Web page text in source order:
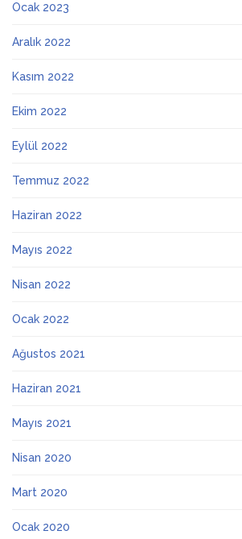
Ocak 2023
Aralık 2022
Kasım 2022
Ekim 2022
Eylül 2022
Temmuz 2022
Haziran 2022
Mayıs 2022
Nisan 2022
Ocak 2022
Ağustos 2021
Haziran 2021
Mayıs 2021
Nisan 2020
Mart 2020
Ocak 2020